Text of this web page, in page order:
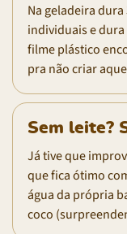
Na geladeira
individuais e
filme plástico
pra não criar
Sem leite?
Já tive que
que fica ótimo
água da própria
coco